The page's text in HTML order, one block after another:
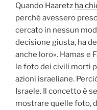
Quando Haaretz ha
perché avessero
cercato in nessun
decisione giusta, ha
anche loro». Hamas e
le foto dei civili morti
azioni israeliane.
Israele. Il concetto è
mostrare quelle foto,